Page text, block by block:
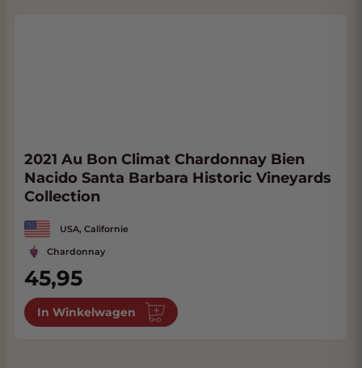
2021 Au Bon Climat Chardonnay Bien
Nacido Santa Barbara Historic Vineyards
Collection
USA, Californie
Chardonnay
45,95
In Winkelwagen